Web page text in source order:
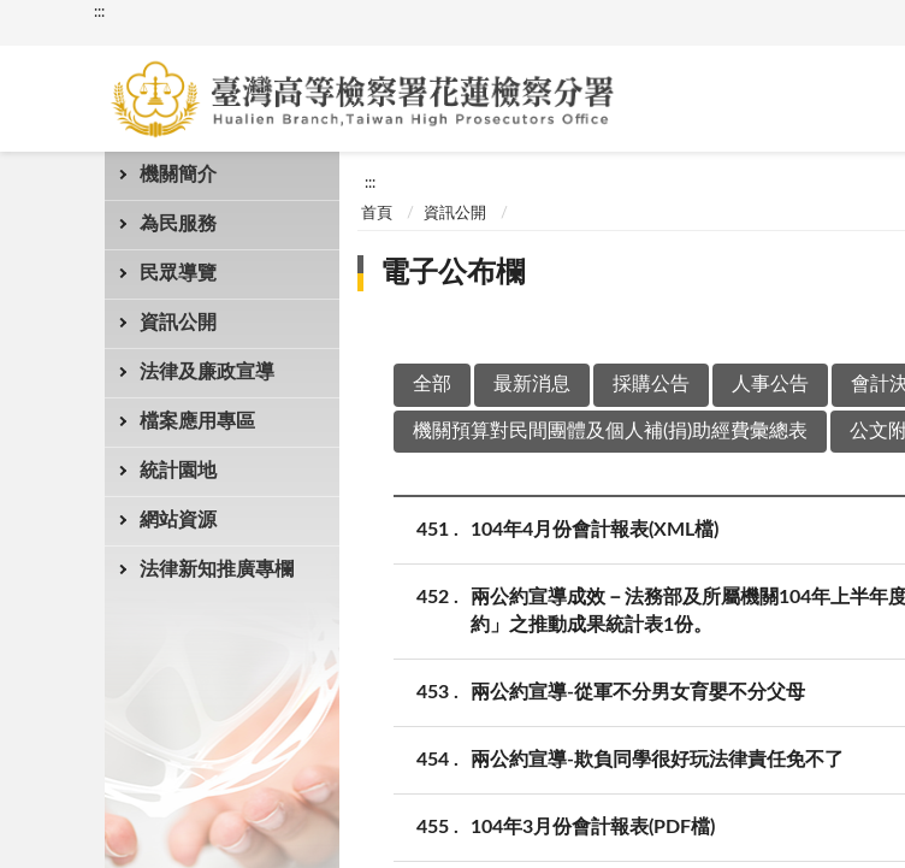
:::
機關簡介
為民服務
民眾導覽
資訊公開
法律及廉政宣導
檔案應用專區
統計園地
網站資源
法律新知推廣專欄
:::
首頁 資訊公開
電子公布欄
全部 最新消息 採購公告 人事公告 會計
機關預算對民間團體及個人補(捐)助經費彙總表 公文
451 104年4月份會計報表(XML檔)
452
兩公約宣導成效－法務部及所屬機關104年上半年
約」之推動成果統計表1份。
453 兩公約宣導-從軍不分男女育嬰不分父母
454 兩公約宣導-欺負同學很好玩法律責任免不了
455 104年3月份會計報表(PDF檔)